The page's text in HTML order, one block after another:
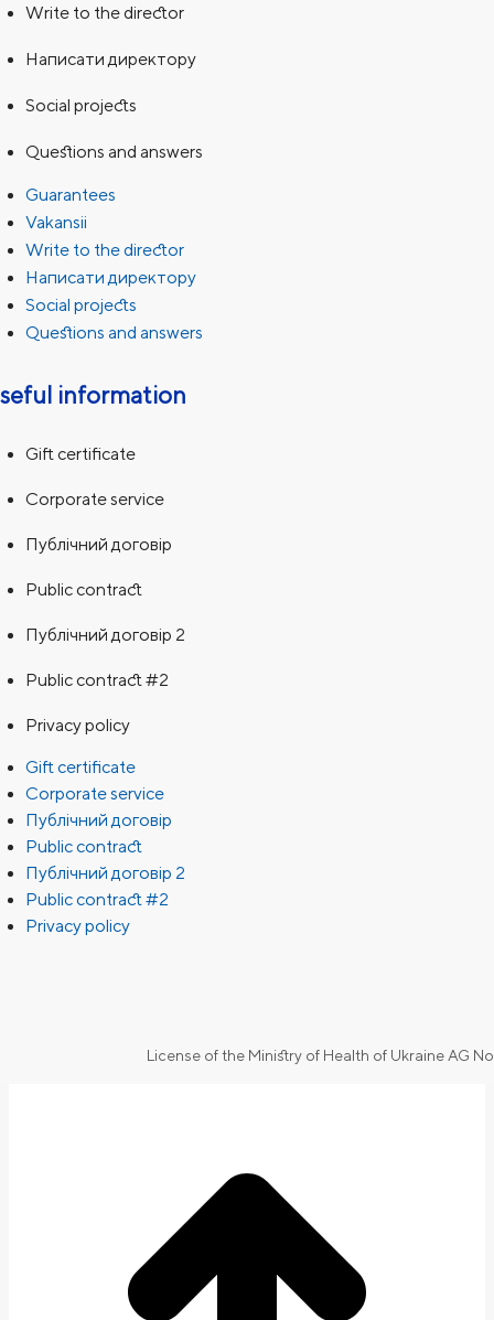
Write to the director
Написати директору
Social projects
Questions and answers
Guarantees
Vakansii
Write to the director
Написати директору
Social projects
Questions and answers
information
Gift certificate
Corporate service
Публічний договір
Public contract
Публічний договір 2
Public contract #2
Privacy policy
Gift certificate
Corporate service
Публічний договір
Public contract
Публічний договір 2
Public contract #2
Privacy policy
License of the Ministry of Health of Ukraine AG